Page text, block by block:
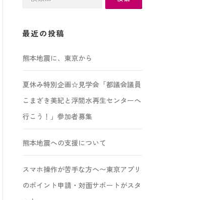
最近の投稿
熊本地震に、東京から
夏休み特別企画☆見学会「都議会議員
こまざき美紀と浮間水再生センターへ
行こう！」参加者募集
熊本地震への支援について
スマホ操作が苦手な方へ〜東京アプリ
のポイント申請・対面サポートがスタ